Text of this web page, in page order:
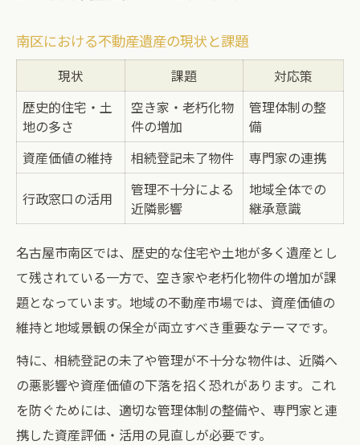
南区における不動産遺産の現状と課題
現状 課題
対応策
歴史的住宅・土
地の多さ
空き家・老朽化物
件の増加
管理体制の整
備
資産価値の維持
相続登記未了物件 専門家の連携
行政窓口の活用
管理不十分による
近隣影響
地域全体での
継承意識
名古屋市南区では、歴史的な住宅や土地が多く遺産とし
て残されている一方で、空き家や老朽化物件の増加が課
題となっています。地域の不動産市場では、資産価値の
維持と地域景観の保全が両立すべき重要なテーマです。
特に、相続登記の未了や管理が不十分な物件は、近隣へ
の悪影響や資産価値の下落を招く恐れがあります。これ
を防ぐためには、適切な管理体制の整備や、専門家と連
携した資産評価・活用の見直しが必要です。